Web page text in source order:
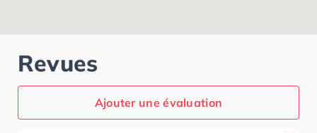
Revues
Ajouter une évaluation